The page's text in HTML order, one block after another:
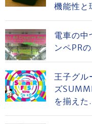
機能性と
電車の
ンペPR
王子グ
ズ
を揃えた